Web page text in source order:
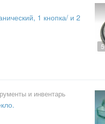
5
1 кнопка/ и 2
и инвентарь